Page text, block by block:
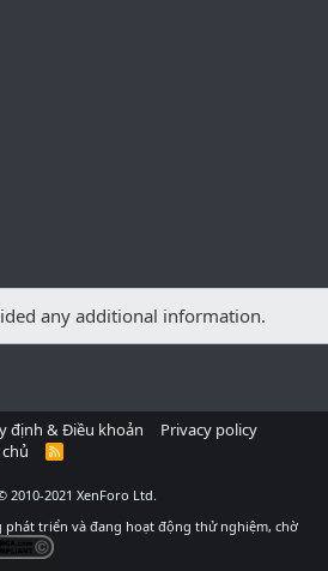
any additional information.
định & Điều khoản
Privacy policy
R
2010-2021 XenForo Ltd.
phát triển và đang hoạt động thử nghiệm, chờ